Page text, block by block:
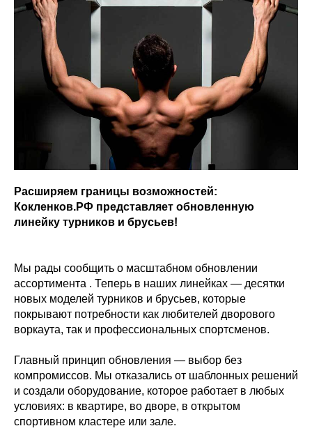
Расширяем границы возможностей:
Кокленков.РФ представляет обновленную
линейку турников и брусьев!
Мы рады сообщить о масштабном обновлении
ассортимента . Теперь в наших линейках — десятки
новых моделей турников и брусьев, которые
покрывают потребности как любителей дворового
воркаута, так и профессиональных спортсменов.
Главный принцип обновления — выбор без
компромиссов. Мы отказались от шаблонных решений
и создали оборудование, которое работает в любых
условиях: в квартире, во дворе, в открытом
спортивном кластере или зале.